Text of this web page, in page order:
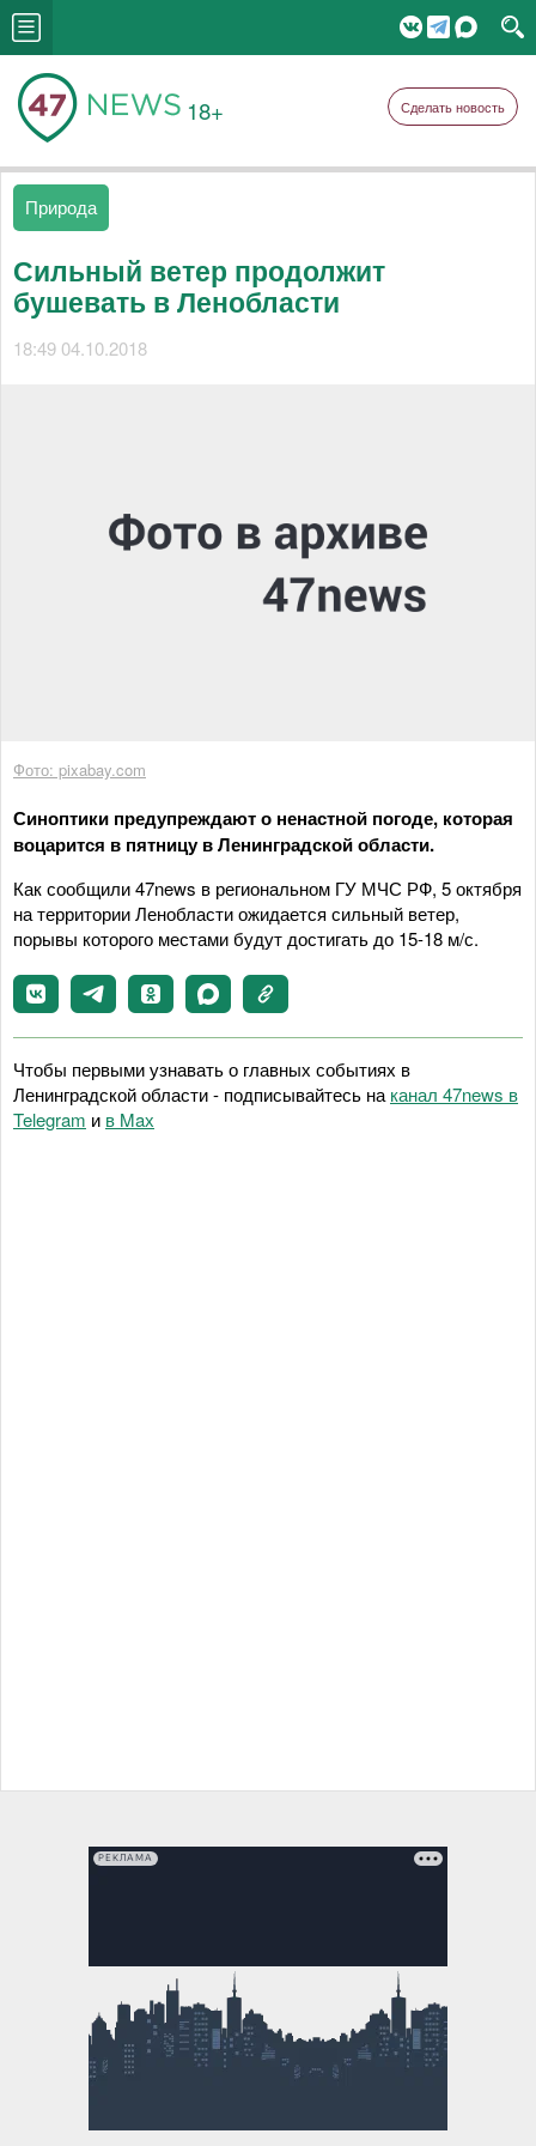
18+ Сделать новость
Природа
Сильный ветер продолжит
бушевать в Ленобласти
18:49 04.10.2018
Фото: pixabay.com
Синоптики предупреждают о ненастной погоде, которая
воцарится в пятницу в Ленинградской области.
Как сообщили 47news в региональном ГУ МЧС РФ, 5 октября
на территории Ленобласти ожидается сильный ветер,
порывы которого местами будут достигать до 15-18 м/с.
Чтобы первыми узнавать о главных событиях в
Ленинградской области - подписывайтесь на канал 47news в
Telegram и в Maх
РЕКЛАМА